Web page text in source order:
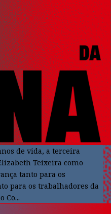
de vida, a terceira
Teixeira como
tanto para os
para os trabalhadores da
Co...